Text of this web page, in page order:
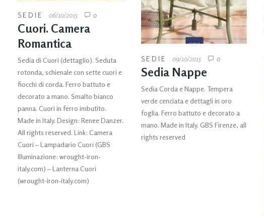
SEDIE 09/10/2015 0
Sedia Nappe
Sedia Corda e Nappe. Tempera
verde cenciata e dettagli in oro
foglia. Ferro battuto e decorato a
mano. Made in Italy. GBS Firenze, all
rights reserved
SEDIE 06/10/2015 0
Cuori. Camera
Romantica
Sedia di Cuori (dettaglio). Seduta
rotonda, schienale con sette cuori e
fiocchi di corda. Ferro battuto e
decorato a mano. Smalto bianco
panna. Cuori in ferro imbutito.
Made in Italy. Design: Renee Danzer.
All rights reserved. Link: Camera
Cuori – Lampadario Cuori (GBS
Illuminazione: wrought-iron-
italy.com) – Lanterna Cuori
(wrought-iron-italy.com)